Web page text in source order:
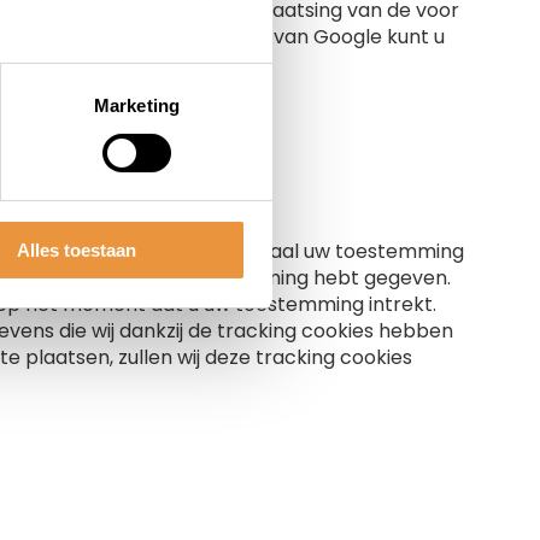
Marketing
Alles toestaan
hebt gegeven voor de plaatsing van de voor
over het privacy beleid van Google kunt u
privacy/.
hebt gegeven. Als u eenmaal uw toestemming
als waarop u uw toestemming hebt gegeven.
het moment dat u uw toestemming intrekt.
die wij dankzij de tracking cookies hebben
plaatsen, zullen wij deze tracking cookies